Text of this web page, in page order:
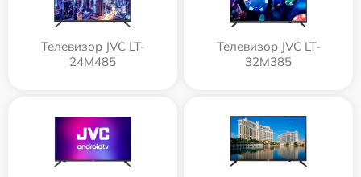
Телевизор JVC LT-
24M485
Телевизор JVC LT-
32M385